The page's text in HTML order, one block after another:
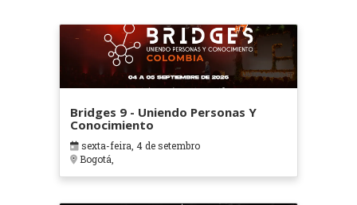
Bridges 9 - Uniendo Personas Y
Conocimiento
sexta-feira, 4 de setembro
Bogotá,